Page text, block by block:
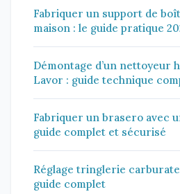
Fabriquer un support de
maison : le guide pratique
Démontage d’un nettoyeur
Lavor : guide technique
Fabriquer un brasero avec
guide complet et sécurisé
Réglage tringlerie
guide complet